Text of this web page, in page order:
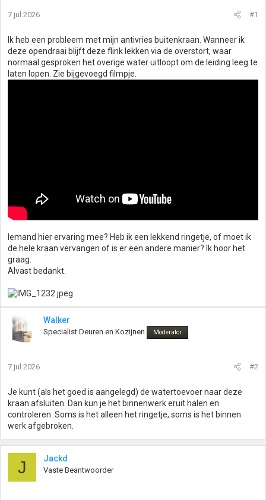
7 jul 2026 #1
Ik heb een probleem met mijn antivries buitenkraan. Wanneer ik
deze opendraai blijft deze flink lekken via de overstort, waar
normaal gesproken het overige water uitloopt om de leiding leeg te
laten lopen. Zie bijgevoegd filmpje.
Iemand hier ervaring mee? Heb ik een lekkend ringetje, of moet ik
de hele kraan vervangen of is er een andere manier? Ik hoor het
graag.
Alvast bedankt.
Walker
Specialist Deuren en Kozijnen Moderator
7 jul 2026 #2
Je kunt (als het goed is aangelegd) de watertoevoer naar deze
kraan afsluiten. Dan kun je het binnenwerk eruit halen en
controleren. Soms is het alleen het ringetje, soms is het binnen
werk afgebroken.
J Jackd
Vaste Beantwoorder